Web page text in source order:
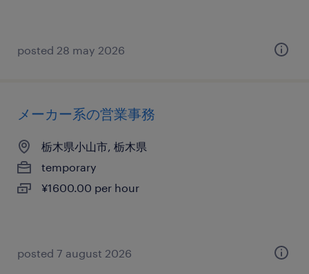
posted 28 may 2026
メーカー系の営業事務
栃木県小山市, 栃木県
temporary
¥1600.00 per hour
posted 7 august 2026